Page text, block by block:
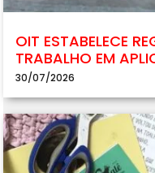
OIT ESTABELECE
TRABALHO EM
30/07/2026